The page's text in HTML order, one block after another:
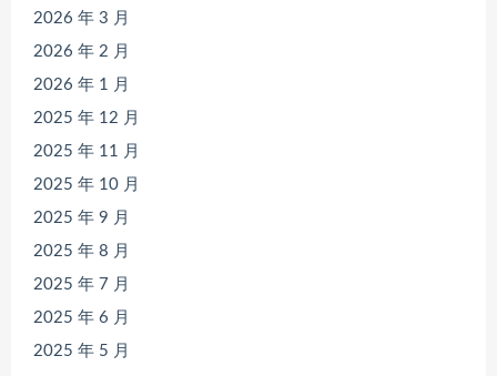
2026 年 3 月
2026 年 2 月
2026 年 1 月
2025 年 12 月
2025 年 11 月
2025 年 10 月
2025 年 9 月
2025 年 8 月
2025 年 7 月
2025 年 6 月
2025 年 5 月